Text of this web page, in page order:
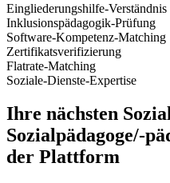
Eingliederungshilfe-Verständnis
Inklusionspädagogik-Prüfung
Software-Kompetenz-Matching
Zertifikatsverifizierung
Flatrate-Matching
Soziale-Dienste-Expertise
Ihre nächsten
Sozialpädagoge/-
der Plattform